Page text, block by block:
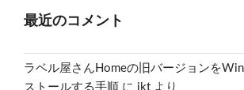
最近のコメント
ラベル屋さんHomeの旧バージョンを
ストールする手順 に ikt より